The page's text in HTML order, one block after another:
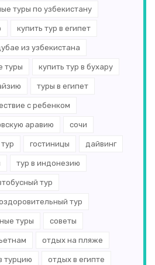
туры по узбекистану
купить тур в египет
из узбекистана
туры купить тур в бухару
туры в египет
с ребенком
аравию сочи
гостиницы дайвинг
тур в индонезию
тур
тур
туры советы
отдых на пляже
турцию отдых в египте